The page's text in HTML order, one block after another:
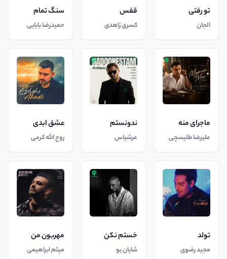
تو رفتی
الجان
قفس
کسری زاهدی
سنگ تمام
حمیدرضا بابایی
ماجرای منه
علیرضا طلیسچی
ندونستم
عرشیاس
عشق ابدی
روح الله کرمی
تولد
مجید رضوی
خستم نکن
شایان یو
مهربون من
میثم ابراهیمی